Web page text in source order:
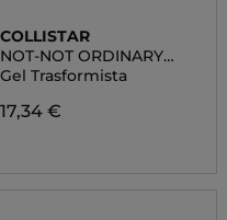
COLLISTAR
NOT-NOT ORDINARY
TREATMENT
Gel Trasformista
17,34 €